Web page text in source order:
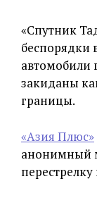
«Спутник
беспорядки
автомобили
закиданы
границы.
«Азия Плюс»
анонимный